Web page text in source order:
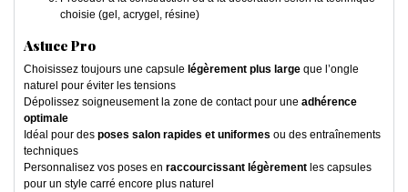
choisie (gel, acrygel, résine)
Astuce Pro
Choisissez toujours une capsule légèrement plus large que l’ongle
naturel pour éviter les tensions
Dépolissez soigneusement la zone de contact pour une adhérence
optimale
Idéal pour des poses salon rapides et uniformes ou des entraînements
techniques
Personnalisez vos poses en raccourcissant légèrement les capsules
pour un style carré encore plus naturel